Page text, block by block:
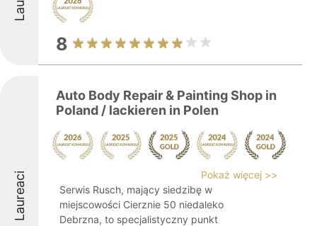
8
Laureaci
Auto Body Repair & Painting Shop in
Poland / lackieren in Polen
Pokaż więcej >>
Serwis Rusch, mający siedzibę w
miejscowości Cierznie 50 niedaleko
Debrzna, to specjalistyczny punkt